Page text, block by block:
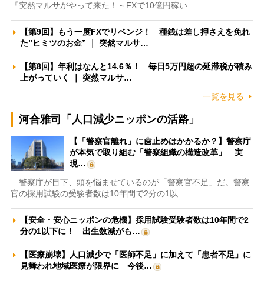
『突然マルサがやって来た！～FXで10億円稼い…
【第9回】もう一度FXでリベンジ！ 種銭は差し押さえを免れ
た”ヒミツのお金” ｜ 突然マルサ…
【第8回】年利はなんと14.6％！ 毎日5万円超の延滞税が積み
上がっていく ｜ 突然マルサ…
一覧を見る
河合雅司「人口減少ニッポンの活路」
【「警察官離れ」に歯止めはかかるか？】警察庁
が本気で取り組む「警察組織の構造改革」 実
現…
警察庁が目下、頭を悩ませているのが「警察官不足」だ。警察
官の採用試験の受験者数は10年間で2分の1以…
【安全・安心ニッポンの危機】採用試験受験者数は10年間で2
分の1以下に！ 出生数減がも…
【医療崩壊】人口減少で「医師不足」に加えて「患者不足」に
見舞われ地域医療が限界に 今後…